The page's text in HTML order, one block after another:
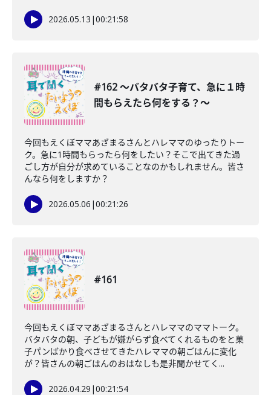
2026.05.13 |00:21:58
#162 〜バタバタ子育て、急に１時
間もらえたら何をする？〜
今回もえくぼママあざまるさんとハレママのゆったりトー
ク。急に1時間もらったら何をしたい？そこで出てきた過
ごし方が自分が求めていることなのかもしれません。皆さ
んなら何をしますか？
2026.05.06 |00:21:26
#161
今回もえくぼママあざまるさんとハレママのママトーク。
バタバタの朝、子どもが嫌がらず食べてくれるものをと菓
子パンばかり食べさせてきたハレママの朝ごはんに変化
が？皆さんの朝ごはんのおはなしも是非聞かせてく...
2026.04.29 |00:21:54